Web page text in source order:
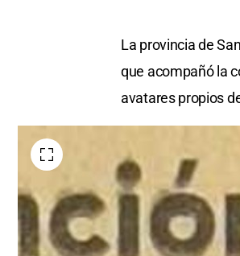
La provincia de
que acompañó la
avatares propios